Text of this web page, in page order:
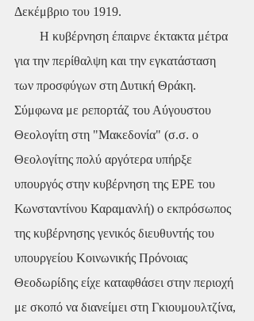
Δεκέμβριο του 1919.
για την περίθαλψη και την εγκατάσταση
των προσφύγων στη Δυτική Θράκη.
Σύμφωνα με ρεπορτάζ του Αύγουστου
Θεολογίτη στη "Μακεδονία" (σ.σ. ο
Θεολογίτης πολύ αργότερα υπήρξε
υπουργός στην κυβέρνηση της ΕΡΕ του
Κωνσταντίνου Καραμανλή) ο εκπρόσωπος
της κυβέρνησης γενικός διευθυντής του
υπουργείου Κοινωνικής Πρόνοιας
Θεοδωρίδης είχε καταφθάσει στην περιοχή
με σκοπό να διανείμει στη Γκιουμουλτζίνα,